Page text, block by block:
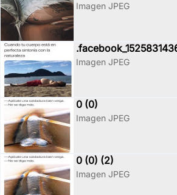
Imagen JPEG
Imagen JPEG
0 (0)
Imagen JPEG
0 (0) (2)
Imagen JPEG